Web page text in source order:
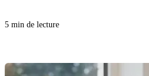
et quelles données il utilise, vous évitez les
5 min de lecture